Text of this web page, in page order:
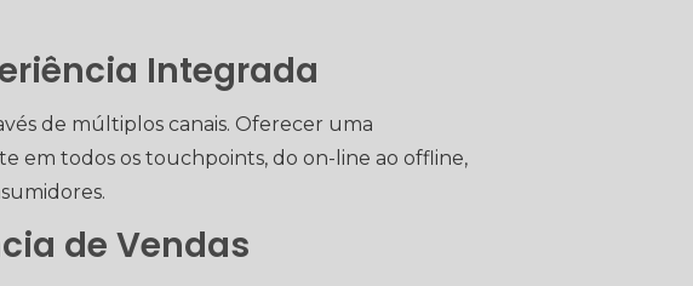
Integrada
de múltiplos canais. Oferecer uma
em todos os touchpoints, do on-line ao offline,
de Vendas